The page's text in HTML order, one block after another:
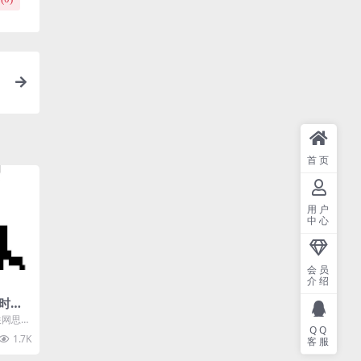
代
思想
与社
1.7K
首页
用户
中心
会员
介绍
QQ
客服